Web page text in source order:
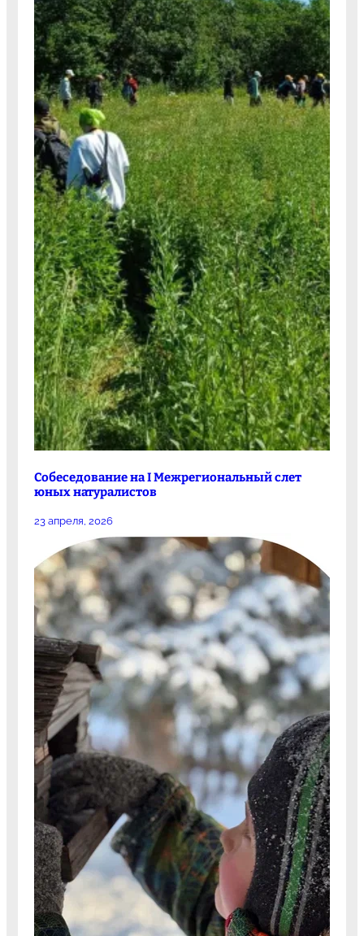
Собеседование на I Межрегиональный слет
юных натуралистов
23 апреля, 2026